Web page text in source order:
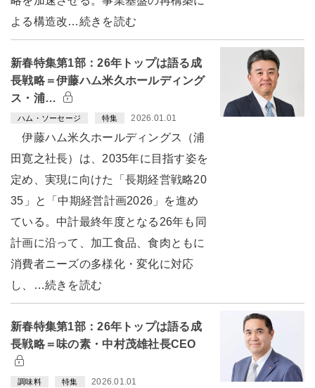
よる構造改…続きを読む
新春特集第1部：26年トップは語る成
長戦略＝伊藤ハム米久ホールディング
ス・浦…
ハム・ソーセージ 特集 2026.01.01
伊藤ハム米久ホールディングス（浦
田寛之社長）は、2035年に目指す姿を
定め、実現に向けた「長期経営戦略20
35」と「中期経営計画2026」を進め
ている。中計最終年度となる26年も同
計画に沿って、加工食品、食肉ともに
消費者ニーズの多様化・変化に対応
し、…続きを読む
新春特集第1部：26年トップは語る成
長戦略＝味の素・中村茂雄社長CEO
調味料 特集 2026.01.01